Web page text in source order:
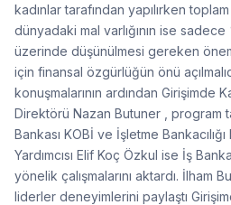
kadınlar tarafından yapılırken
dünyadaki mal varlığının ise sadece
üzerinde düşünülmesi gereken
için finansal özgürlüğün önü
konuşmalarının ardından Girişimde
Direktörü Nazan Butuner , program
Bankası KOBİ ve İşletme
Yardımcısı Elif Koç Özkul ise İş
yönelik çalışmalarını aktardı. İlham
liderler deneyimlerini paylaştı